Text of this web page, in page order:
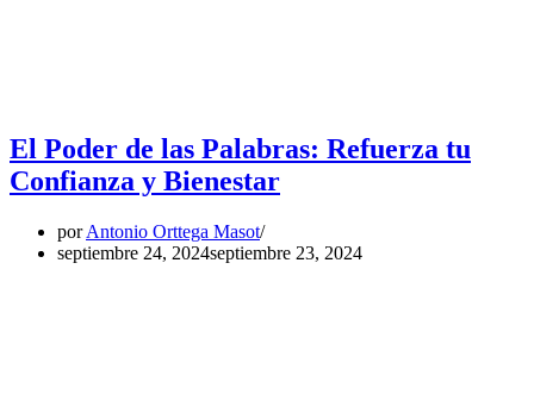
El Poder de las Palabras: Refuerza tu
Confianza y Bienestar
porAntonio Orttega Masot
septiembre 24, 2024septiembre 23, 2024